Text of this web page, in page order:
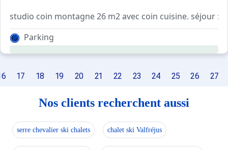
studio coin montagne 26 m2 avec coin cuisine. séjour : 1
coin montagne séparé par meuble, 2 lits superposés.
balcon expo sud avec vue sur pistes. 12ème étage sur
Parking
17 18 19 20 21 22 23 24 25 26 27
Nos clients recherchent aussi
serre chevalier ski chalets chalet ski Valfréjus